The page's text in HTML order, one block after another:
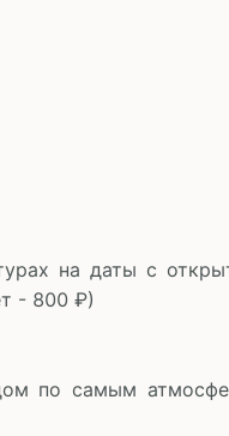
на даты с
- 800 ₽)
по самым